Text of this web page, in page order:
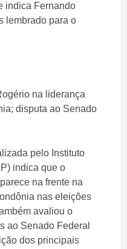
indica Fernando
lembrado para o
na liderança
disputa ao Senado
pelo Instituto
indica que o
na frente na
nas eleições
avaliou o
ao Senado Federal
dos principais